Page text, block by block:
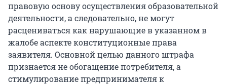
правовую основу осуществления образовательной
деятельности, а следовательно, не могут
расцениваться как нарушающие в указанном в
жалобе аспекте конституционные права
заявителя. Основной целью данного штрафа
признается не обогащение потребителя, а
стимулирование предпринимателя к